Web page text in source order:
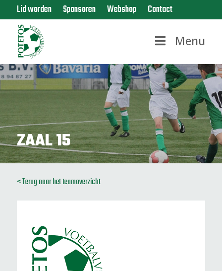
Lid worden Sponsoren Webshop Contact
Menu
ZAAL 15
< Terug naar het teamoverzicht